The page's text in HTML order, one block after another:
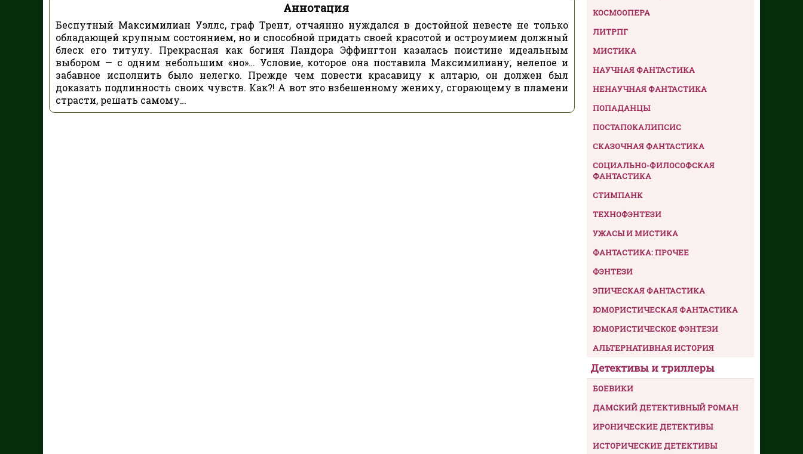
Аннотация
Беспутный Максимилиан Уэллс, граф Трент, отчаянно нуждался в достойной невесте не только
обладающей крупным состоянием, но и способной придать своей красотой и остроумием должный
блеск его титулу. Прекрасная как богиня Пандора Эффингтон казалась поистине идеальным
выбором — с одним небольшим «но»… Условие, которое она поставила Максимилиану, нелепое и
забавное исполнить было нелегко. Прежде чем повести красавицу к алтарю, он должен был
доказать подлинность своих чувств. Как?! А вот это взбешенному жениху, сгорающему в пламени
страсти, решать самому…
КОСМООПЕРА
ЛИТРПГ
МИСТИКА
НАУЧНАЯ ФАНТАСТИКА
НЕНАУЧНАЯ ФАНТАСТИКА
ПОПАДАНЦЫ
ПОСТАПОКАЛИПСИС
СКАЗОЧНАЯ ФАНТАСТИКА
СОЦИАЛЬНО-ФИЛОСОФСКАЯ
ФАНТАСТИКА
СТИМПАНК
ТЕХНОФЭНТЕЗИ
УЖАСЫ И МИСТИКА
ФАНТАСТИКА: ПРОЧЕЕ
ФЭНТЕЗИ
ЭПИЧЕСКАЯ ФАНТАСТИКА
ЮМОРИСТИЧЕСКАЯ ФАНТАСТИКА
ЮМОРИСТИЧЕСКОЕ ФЭНТЕЗИ
АЛЬТЕРНАТИВНАЯ ИСТОРИЯ
Детективы и триллеры
БОЕВИКИ
ДАМСКИЙ ДЕТЕКТИВНЫЙ РОМАН
ИРОНИЧЕСКИЕ ДЕТЕКТИВЫ
ИСТОРИЧЕСКИЕ ДЕТЕКТИВЫ